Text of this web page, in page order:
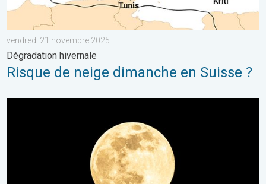
vendredi 21 novembre 2025
Dégradation hivernale
Risque de neige dimanche en Suisse ?